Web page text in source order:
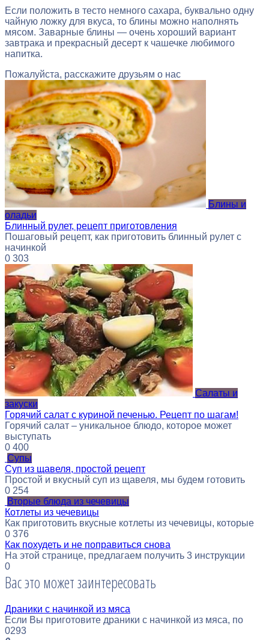
Если положить в тесто немного сахара, буквально одну
чайную ложку для вкуса, то блины можно наполнять
мясом. Заварные блины — очень хороший вариант
завтрака и прекрасный десерт к чашечке любимого
напитка.
Пожалуйста, расскажите друзьям о нас
Блины и
оладьи
Блинный рулет, рецепт приготовления
Пошаговый рецепт, как приготовить блинный рулет с
начинкой
0 303
Салаты и
закуски
Горячий салат с куриной печенью. Рецепт по шагам!
Горячий салат – уникальное блюдо, которое может
выступать
0 400
Супы
Суп из щавеля, простой рецепт
Простой и вкусный суп из щавеля, мы будем готовить
0 254
Вторые блюда из чечевицы
Котлеты из чечевицы
Как приготовить вкусные котлеты из чечевицы, которые
0 376
Как похудеть и не поправиться снова
На этой странице, предлагаем получить 3 инструкции
0
Вас это может заинтересовать
Драники с начинкой из мяса
Если Вы приготовите драники с начинкой из мяса, по
0293